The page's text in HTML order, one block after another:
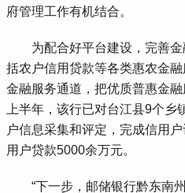
府管理工作有机结合。
为配合好平台建设，完善金
括农户信用贷款等各类惠农金
金融服务通道，把优质普惠金
上半年，该行已对台江县9个乡
户信息采集和评定，完成信用
用户贷款5000余万元。
“下一步，邮储银行黔东南州